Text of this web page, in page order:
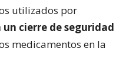
utilizados por
un cierre de seguridad
medicamentos en la